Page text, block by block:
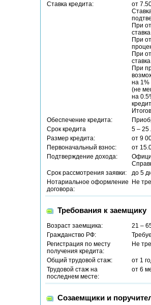
Ставка кредита:
от
При
При
При
При
на 1%
(не
на
Обеспечение кредита:
Срок кредита
5 – 25
Размер кредита:
от 9
Первоначальный взнос:
от
Подтверждение дохода:
Срок рассмотрения заявки:
до 5
Нотариальное оформление
договора:
Не
Требования к заемщику
Возраст заемщика:
21 –
Гражданство РФ:
Регистрация по месту
получения кредита:
Не
Общий трудовой стаж:
от 1
Трудовой стаж на
последнем месте:
от 6
Созаемщики и